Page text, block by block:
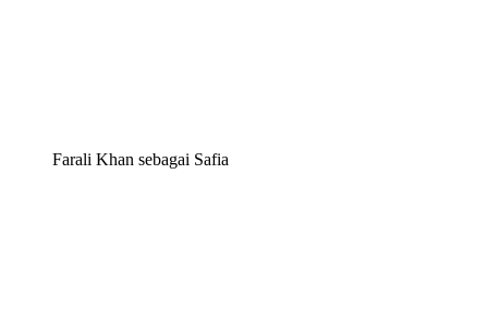
Farali Khan sebagai Safia